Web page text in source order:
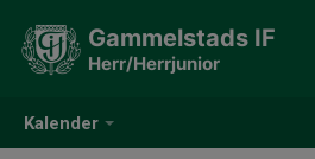
Kalender
Gammelstads IF
Herr/Herrjunior